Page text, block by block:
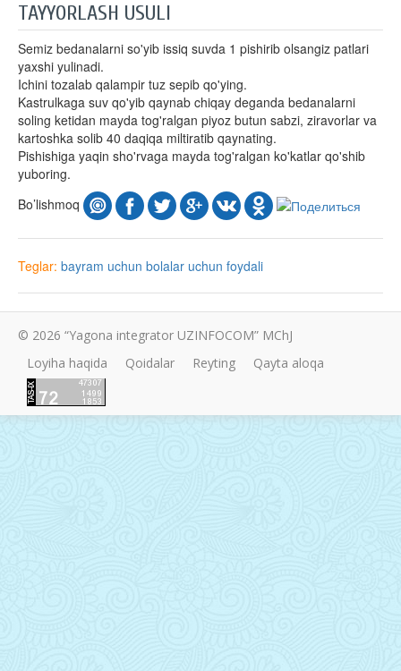
TAYYORLASH USULI
Semiz bedanalarni so'yib issiq suvda 1 pishirib olsangiz patlari
yaxshi yulinadi.
Ichini tozalab qalampir tuz sepib qo'ying.
Kastrulkaga suv qo'yib qaynab chiqay deganda bedanalarni
soling ketidan mayda tog'ralgan piyoz butun sabzi, ziravorlar va
kartoshka solib 40 daqiqa miltiratib qaynating.
Pishishiga yaqin sho'rvaga mayda tog'ralgan ko'katlar qo'shib
yuboring.
Bo’lishmoq
Teglar: bayram uchun bolalar uchun foydali
© 2026 “Yagona integrator UZINFOCOM” MChJ
Loyiha haqida
Qoidalar Reyting Qayta aloqa